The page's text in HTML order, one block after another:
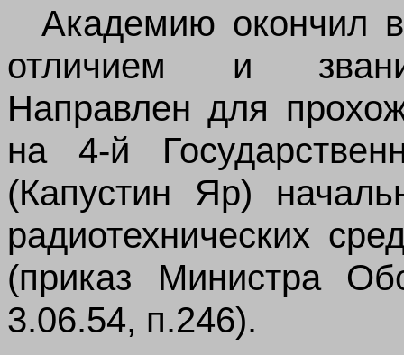
Академию окончил
отличием и
Направлен для
на 4-й
(Капустин Яр)
радиотехнических
(приказ Министра
3.06.54, п.246).